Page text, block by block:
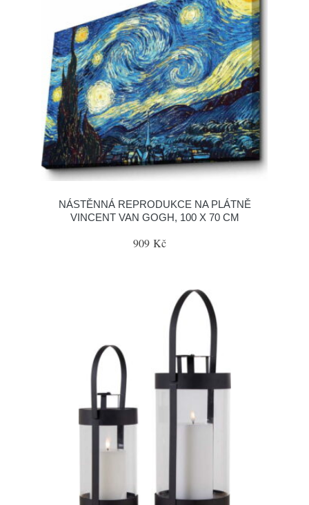
NÁSTĚNNÁ REPRODUKCE NA PLÁTNĚ
VINCENT VAN GOGH, 100 X 70 CM
909 Kč